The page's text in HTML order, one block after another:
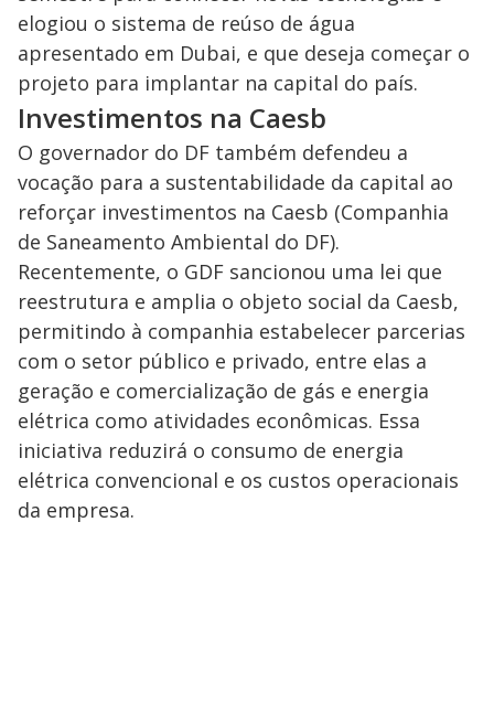
elogiou o sistema de reúso de água
apresentado em Dubai, e que deseja começar o
projeto para implantar na capital do país.
Investimentos na Caesb
O governador do DF também defendeu a
vocação para a sustentabilidade da capital ao
reforçar investimentos na Caesb (Companhia
de Saneamento Ambiental do DF).
Recentemente, o GDF sancionou uma lei que
reestrutura e amplia o objeto social da Caesb,
permitindo à companhia estabelecer parcerias
com o setor público e privado, entre elas a
geração e comercialização de gás e energia
elétrica como atividades econômicas. Essa
iniciativa reduzirá o consumo de energia
elétrica convencional e os custos operacionais
da empresa.